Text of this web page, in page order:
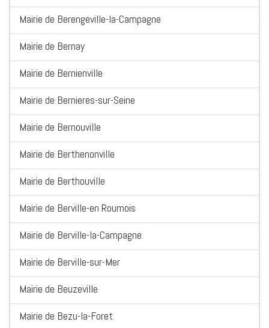
Mairie de Berengeville-la-Campagne
Mairie de Bernay
Mairie de Bernienville
Mairie de Bernieres-sur-Seine
Mairie de Bernouville
Mairie de Berthenonville
Mairie de Berthouville
Mairie de Berville-en Roumois
Mairie de Berville-la-Campagne
Mairie de Berville-sur-Mer
Mairie de Beuzeville
Mairie de Bezu-la-Foret